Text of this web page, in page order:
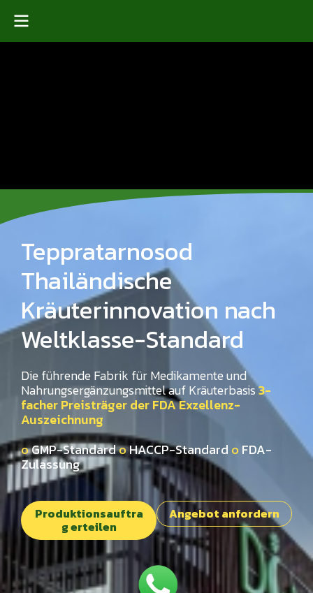
Teppratarnosod
Thailändische
Kräuterinnovation nach
Weltklasse-Standard
Die führende Fabrik für Medikamente und
Nahrungsergänzungsmittel auf Kräuterbasis3-
facher Preisträger der FDA Exzellenz-
Auszeichnung
๐GMP-Standard๐HACCP-Standard ๐ FDA-
Zulassung
Produktionsauftra
g erteilen
Angebot anfordern